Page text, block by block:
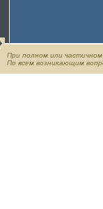
При полном или
По всем возникающим